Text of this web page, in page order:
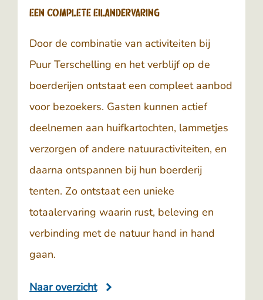
Een complete eilandervaring
Door de combinatie van activiteiten bij
Puur Terschelling en het verblijf op de
boerderijen ontstaat een compleet aanbod
voor bezoekers. Gasten kunnen actief
deelnemen aan huifkartochten, lammetjes
verzorgen of andere natuuractiviteiten, en
daarna ontspannen bij hun boerderij
tenten. Zo ontstaat een unieke
totaalervaring waarin rust, beleving en
verbinding met de natuur hand in hand
gaan.
Naar overzicht